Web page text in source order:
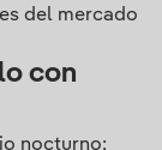
del mercado
con
nocturno: